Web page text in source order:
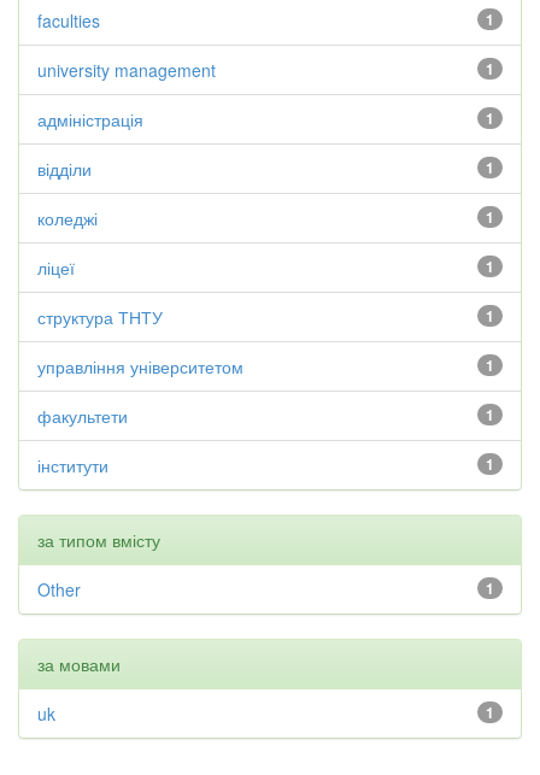
1
faculties
1
university management
1
адміністрація
1
відділи
1
коледжі
1
ліцеї
1
структура ТНТУ
1
управління університетом
1
факультети
1
інститути
за типом вмісту
1
Other
за мовами
1
uk